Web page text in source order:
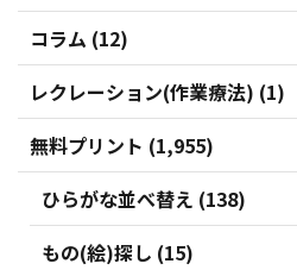
コラム (12)
レクレーション(作業療法) (1)
無料プリント (1,955)
ひらがな並べ替え (138)
もの(絵)探し (15)